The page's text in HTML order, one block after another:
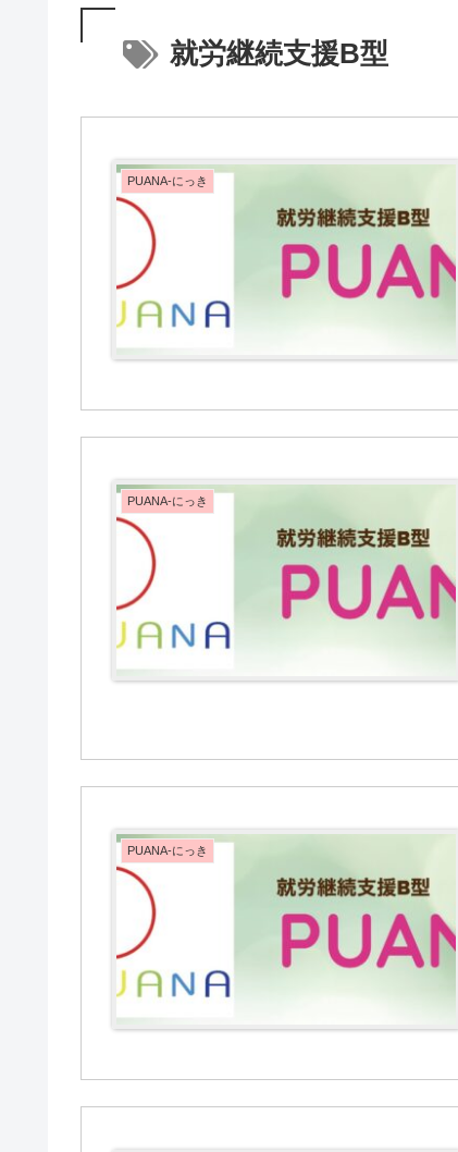
就労継続支援B型
PUANA-にっき
PUANA-にっき
PUANA-にっき